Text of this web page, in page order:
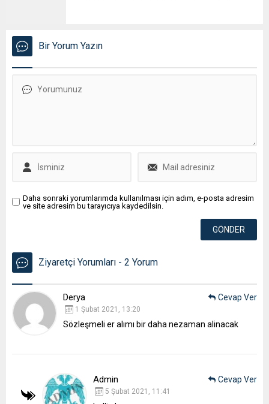
Bir Yorum Yazın
Daha sonraki yorumlarımda kullanılması için adım, e-posta adresim
ve site adresim bu tarayıcıya kaydedilsin.
Ziyaretçi Yorumları - 2 Yorum
Derya
1 Şubat 2021, 13:20
Sözleşmeli er alımı bir daha nezaman alinacak
Cevap Ver
Admin
5 Şubat 2021, 11:41
Cevap Ver